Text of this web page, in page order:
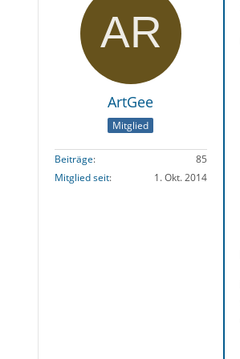
ArtGee
Mitglied
Beiträge
85
Mitglied seit
1. Okt. 2014